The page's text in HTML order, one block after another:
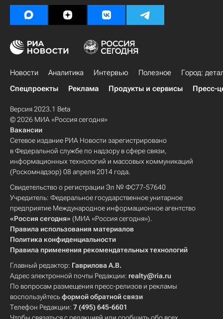
Новости Аналитика Интервью Полезное
Город:
Спецпроекты
Реклама Продукты и сервисы Пресс-
Версия 2023.1 Beta
© 2026 МИА «Россия сегодня»
Вакансии
Сетевое издание РИА Новости зарегистрировано
в Федеральной службе по надзору в сфере связи,
информационных технологий и массовых коммуникаций
(Роскомнадзор) 08 апреля 2014 года.
Свидетельство о регистрации Эл № ФС77-57640
Учредитель: Федеральное государственное унитарное
предприятие Международное информационное агентство
«Россия сегодня» (МИА «Россия сегодня»).
Правила использования материалов
Политика конфиденциальности
Правила применения рекомендательных технологий
Главный редактор: Гаврилова А.В.
Адрес электронной почты Редакции: realty@ria.ru
По вопросам размещения пресс-релизов и рекламы
воспользуйтесьформой обратной связи
Телефон Редакции: 7 (495) 645-6601